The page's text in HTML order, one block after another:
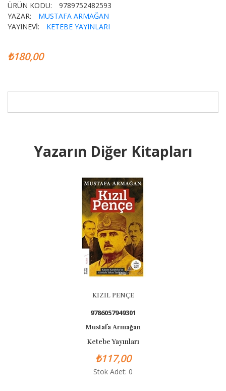
ÜRÜN KODU:
9789752482593
YAZAR:
MUSTAFA ARMAĞAN
YAYINEVİ:
KETEBE YAYINLARI
₺180,00
Yazarın Diğer Kitapları
KIZIL PENÇE
9786057949301
Mustafa Armağan
Ketebe Yayınları
₺117,00
Stok Adet: 0